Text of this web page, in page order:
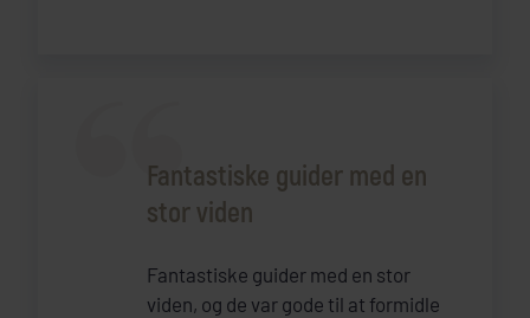
Fantastiske guider med en
stor viden
Fantastiske guider med en stor
viden, og de var gode til at formidle